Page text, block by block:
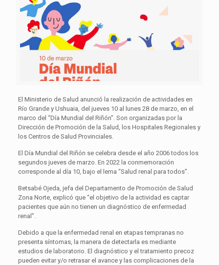
El Ministerio de Salud anunció la realización de actividades en
Río Grande y Ushuaia, del jueves 10 al lunes 28 de marzo, en el
marco del “Día Mundial del Riñón”. Son organizadas por la
Dirección de Promoción de la Salud, los Hospitales Regionales y
los Centros de Salud Provinciales.
El Día Mundial del Riñón se celebra desde el año 2006 todos los
segundos jueves de marzo. En 2022 la conmemoración
corresponde al día 10, bajo el lema “Salud renal para todos”.
Betsabé Ojeda, jefa del Departamento de Promoción de Salud
Zona Norte, explicó que “el objetivo de la actividad es captar
pacientes que aún no tienen un diagnóstico de enfermedad
renal”.
Debido a que la enfermedad renal en etapas tempranas no
presenta síntomas, la manera de detectarla es mediante
estudios de laboratorio. El diagnóstico y el tratamiento precoz
pueden evitar y/o retrasar el avance y las complicaciones de la